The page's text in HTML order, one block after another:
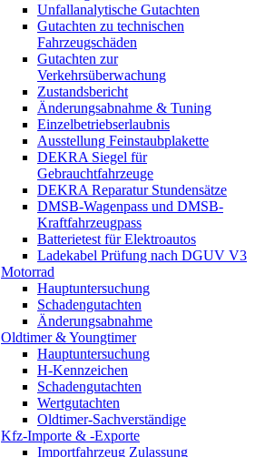
Unfallanalytische Gutachten
Gutachten zu technischen
Fahrzeugschäden
Gutachten zur
Verkehrsüberwachung
Zustandsbericht
Änderungsabnahme & Tuning
Einzelbetriebserlaubnis
Ausstellung Feinstaubplakette
DEKRA Siegel für
Gebrauchtfahrzeuge
DEKRA Reparatur Stundensätze
DMSB-Wagenpass und DMSB-
Kraftfahrzeugpass
Batterietest für Elektroautos
Ladekabel Prüfung nach DGUV V3
Motorrad
Hauptuntersuchung
Schadengutachten
Änderungsabnahme
Oldtimer & Youngtimer
Hauptuntersuchung
H-Kennzeichen
Schadengutachten
Wertgutachten
Oldtimer-Sachverständige
Kfz-Importe & -Exporte
Importfahrzeug Zulassung